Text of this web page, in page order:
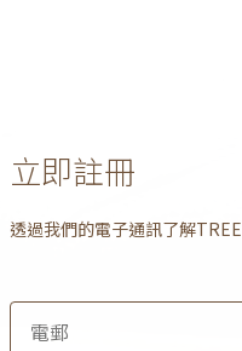
立即註冊
透過我們的電子通訊了解TREE